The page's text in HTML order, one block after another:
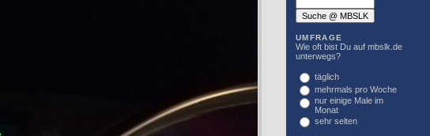
UMFRAGE
Wie oft bist Du auf mbslk.de
unterwegs?
täglich
mehrmals pro Woche
nur einige Male im
Monat
sehr selten